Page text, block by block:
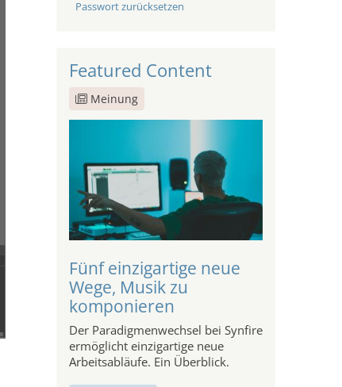
Passwort zurücksetzen
Featured Content
Meinung
Fünf einzigartige neue
Wege, Musik zu
komponieren
Der Paradigmenwechsel bei Synfire
ermöglicht einzigartige neue
Arbeitsabläufe. Ein Überblick.